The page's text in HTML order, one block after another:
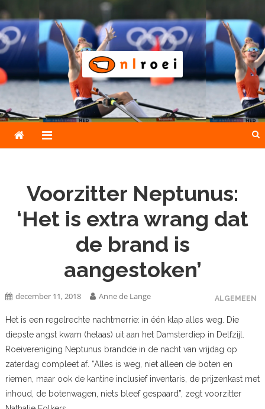
to
content
NLroei
Roeinieuws Nieuws en achtergronden over roeien
Voorzitter Neptunus:
‘Het is extra wrang dat
de brand is
aangestoken’
ALGEMEEN
december 11, 2018 Anne de Lange
Het is een regelrechte nachtmerrie: in één klap alles weg. Die
diepste angst kwam (helaas) uit aan het Damsterdiep in Delfzijl.
Roeivereniging Neptunus brandde in de nacht van vrijdag op
zaterdag compleet af. “Alles is weg, niet alleen de boten en
riemen, maar ook de kantine inclusief inventaris, de prijzenkast met
inhoud, de botenwagen, niets bleef gespaard”, zegt voorzitter